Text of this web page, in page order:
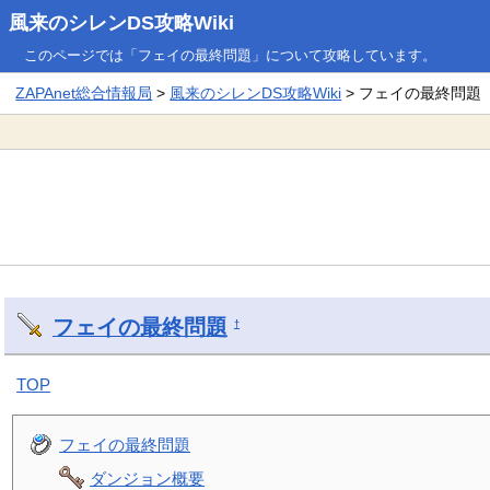
風来のシレンDS攻略Wiki
このページでは「フェイの最終問題」について攻略しています。
ZAPAnet総合情報局 > 風来のシレンDS攻略Wiki > フェイの最終問題
フェイの最終問題 †
TOP
フェイの最終問題
ダンジョン概要